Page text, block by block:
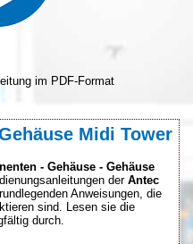
im PDF-Format
Midi Tower
- Gehäuse - Gehäuse
derAntec
Anweisungen, die
sind. Lesen sie die
durch.